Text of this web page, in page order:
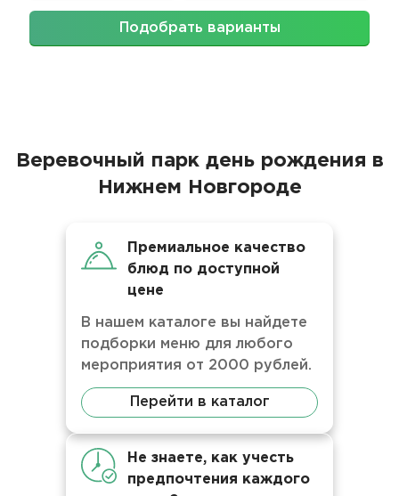
Подобрать варианты
Веревочный парк день рождения в
Нижнем Новгороде
Премиальное качество
блюд по доступной
цене
В нашем каталоге вы найдете
подборки меню для любого
мероприятия от 2000 рублей.
Перейти в каталог
Не знаете, как учесть
предпочтения каждого